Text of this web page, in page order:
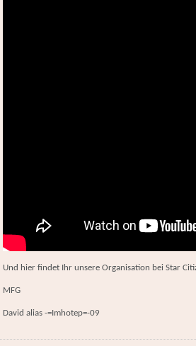
Und hier findet Ihr unsere Organisation bei Star
MFG
David alias -=Imhotep=-09